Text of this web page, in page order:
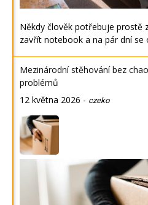
Někdy člověk potřebuje prostě
zavřít notebook a na pár dní
Mezinárodní stěhování bez
problémů
12 května 2026 - czeko